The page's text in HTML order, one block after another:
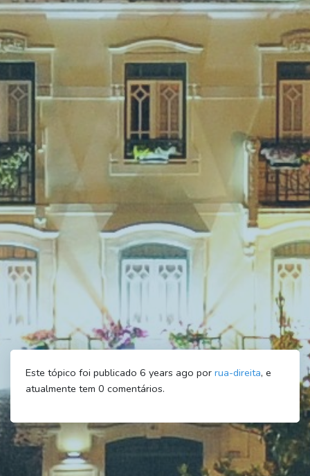
Este tópico foi publicado 6 years ago por rua-direita, e
atualmente tem 0 comentários.